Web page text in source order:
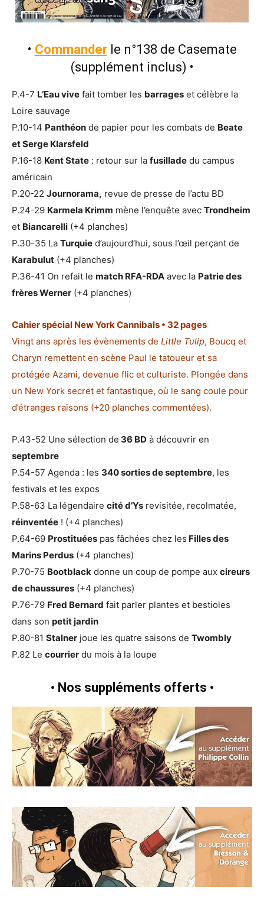
• Commanderle n°138 de Casemate
(supplément inclus) •
P.4-7 L’Eau vive fait tomber les barrages et célèbre la
Loire sauvage
P.10-14 Panthéon de papier pour les combats de Beate
et Serge Klarsfeld
P.16-18 Kent State : retour sur la fusillade du campus
américain
P.20-22 Journorama, revue de presse de l’actu BD
P.24-29 Karmela Krimm mène l’enquête avec Trondheim
et Biancarelli (+4 planches)
P.30-35 La Turquie d’aujourd’hui, sous l’œil perçant de
Karabulut (+4 planches)
P.36-41 On refait le match RFA-RDA avec la Patrie des
frères Werner (+4 planches)
Cahier spécial New York Cannibals • 32 pages
Vingt ans après les évènements de Little Tulip, Boucq et
Charyn remettent en scène Paul le tatoueur et sa
protégée Azami, devenue flic et culturiste. Plongée dans
un New York secret et fantastique, où le sang coule pour
d’étranges raisons (+20 planches commentées).
P.43-52 Une sélection de 36 BD à découvrir en
septembre
P.54-57 Agenda : les 340 sorties de septembre, les
festivals et les expos
P.58-63 La légendaire cité d’Ys revisitée, recolmatée,
réinventée ! (+4 planches)
P.64-69 Prostituées pas fâchées chez les Filles des
Marins Perdus (+4 planches)
P.70-75 Bootblack donne un coup de pompe aux cireurs
de chaussures (+4 planches)
P.76-79 Fred Bernard fait parler plantes et bestioles
dans son petit jardin
P.80-81 Stalner joue les quatre saisons de Twombly
P.82 Le courrier du mois à la loupe
• Nos suppléments offerts •